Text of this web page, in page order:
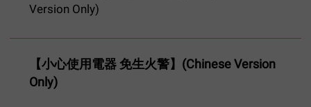
Version Only)
【小心使用電器 免生火警】(Chinese Version
Only)